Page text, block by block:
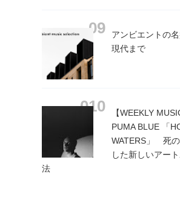
アンビエントの
現代まで
【WEEKLY
PUMA BLUE 「
WATERS」 死
した新しいアー
法